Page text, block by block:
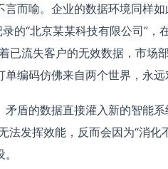
言而喻。企业的数据环境同样
的“北京某某科技有限公司”
已流失客户的无效数据，市场
编码仿佛来自两个世界，永远
矛盾的数据直接灌入新的智能
法发挥效能，反而会因为“消化